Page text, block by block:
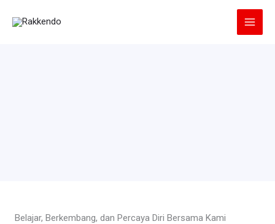
Belajar, Berkembang, dan Percaya Diri Bersama Kami